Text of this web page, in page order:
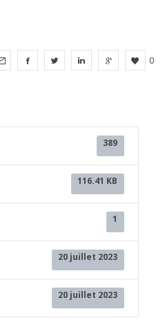
0
389
116.41 KB
1
20 juillet 2023
20 juillet 2023